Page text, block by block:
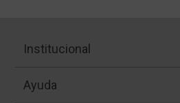
Institucional
Ayuda